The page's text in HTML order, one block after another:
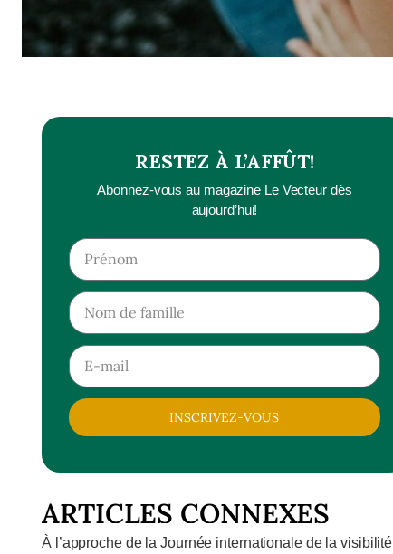
RESTEZ À L’AFFÛT!
Abonnez-vous au magazine Le Vecteur dès
aujourd’hui!
INSCRIVEZ-VOUS
ARTICLES CONNEXES
À l’approche de la Journée internationale de la visibilité